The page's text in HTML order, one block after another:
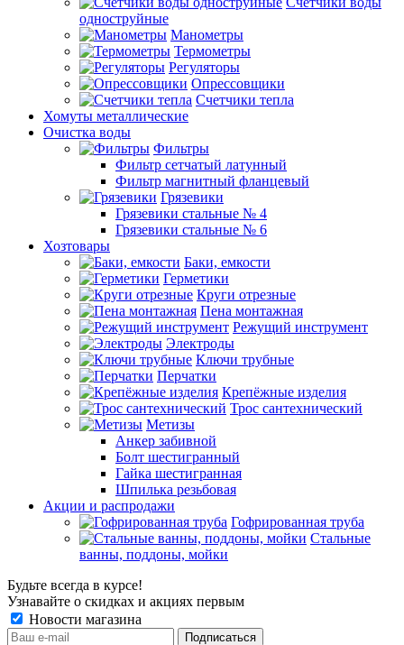
одноструйные
Манометры
Термометры
Регуляторы
Опрессовщики
Счетчики тепла
Хомуты металлические
Очистка воды
Фильтры
Фильтр сетчатый латунный
Фильтр магнитный фланцевый
Грязевики
Грязевики стальные № 4
Грязевики стальные № 6
Хозтовары
Баки, емкости
Герметики
Круги отрезные
Пена монтажная
Режущий инструмент
Электроды
Ключи трубные
Перчатки
Крепёжные изделия
Трос сантехнический
Метизы
Анкер забивной
Болт шестигранный
Гайка шестигранная
Шпилька резьбовая
Акции и распродажи
Гофрированная труба
Стальные
ванны, поддоны, мойки
Будьте всегда в курсе!
Узнавайте о скидках и акциях первым
Новости магазина